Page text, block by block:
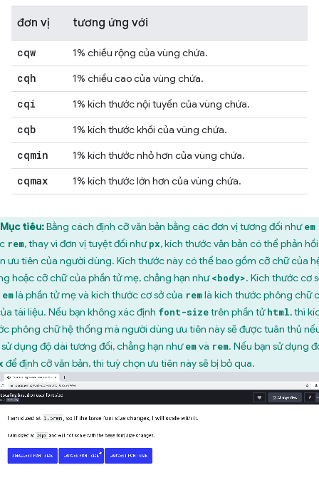
đơn vị tương ứng với
cqw 1% chiều rộng của vùng chứa.
cqh 1% chiều cao của vùng chứa.
cqi 1% kích thước nội tuyến của vùng chứa.
cqb 1% kích thước khối của vùng chứa.
cqmin 1% kích thước nhỏ hơn của vùng chứa.
cqmax 1% kích thước lớn hơn của vùng chứa.
Mục tiêu:Bằng cách định cỡ văn bản bằng các đơn vị tương đối nhưem
rem, thay vì đơn vị tuyệt đối nhưpx, kích thước văn bản có thể phản
ưu tiên của người dùng. Kích thước này có thể bao gồm cỡ chữ của
hoặc cỡ chữ của phần tử mẹ, chẳng hạn như<body>. Kích thước cơ
emlà phần tử mẹ và kích thước cơ sở của remlà kích thước phông chữ
tài liệu. Nếu bạn không xác định font-sizetrên phần tửhtml, thì
phông chữ hệ thống mà người dùng ưu tiên này sẽ được tuân thủ
sử dụng độ dài tương đối, chẳng hạn nhưemvà rem. Nếu bạn sử dụng
để định cỡ văn bản, thì tuỳ chọn ưu tiên này sẽ bị bỏ qua.